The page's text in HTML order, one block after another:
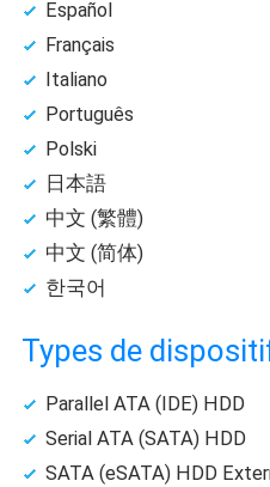
Español
Français
Italiano
Português
Polski
日本語
中文 (繁體)
中文 (简体)
한국어
Types de
Parallel ATA (IDE) HDD
Serial ATA (SATA) HDD
SATA (eSATA) HDD